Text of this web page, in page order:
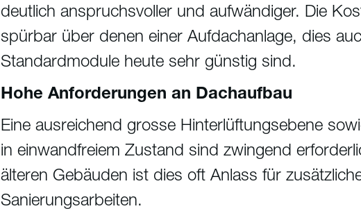
deutlich anspruchsvoller und aufwändiger. Die
spürbar über denen einer Aufdachanlage, dies
Standardmodule heute sehr günstig sind.
Hohe Anforderungen an Dachaufbau
Eine ausreichend grosse Hinterlüftungsebene
in einwandfreiem Zustand sind zwingend
älteren Gebäuden ist dies oft Anlass für
Sanierungsarbeiten.